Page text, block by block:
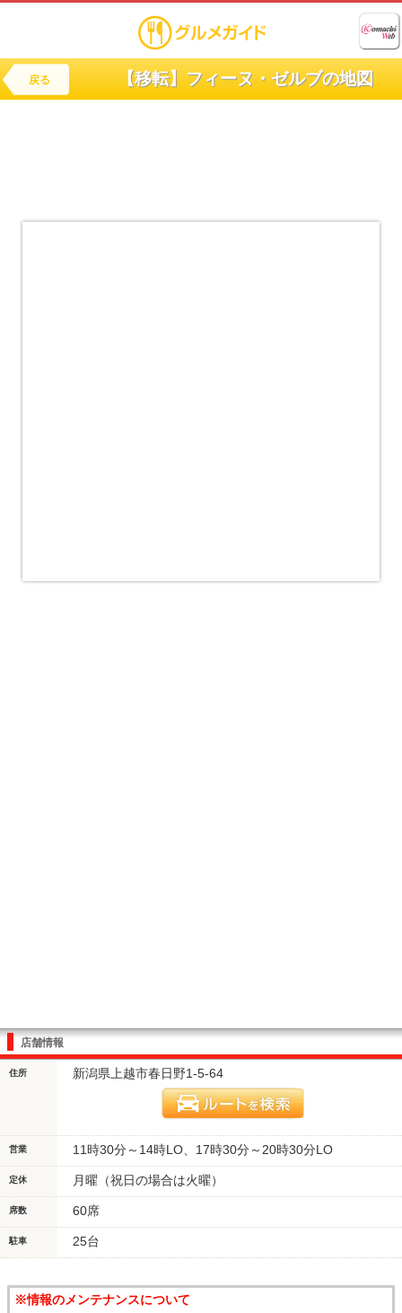
戻る 【移転】フィーヌ・ゼルブの地図
店舗情報
住所 新潟県上越市春日野1-5-64
営業 11時30分～14時LO、17時30分～20時30分LO
定休 月曜（祝日の場合は火曜）
席数 60席
駐車 25台
※情報のメンテナンスについて